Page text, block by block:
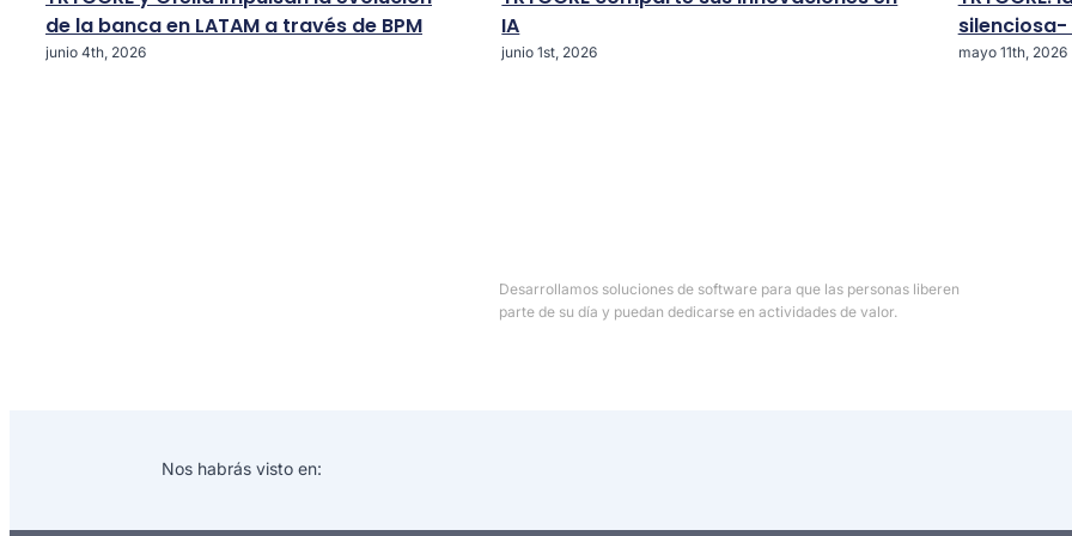
de la banca en LATAM a través de BPM
junio 4th, 2026
IA
junio 1st, 2026
silenciosa-
mayo 11th, 2026
Desarrollamos soluciones de software para que las personas liberen
parte de su día y puedan dedicarse en actividades de valor.
Nos habrás visto en: